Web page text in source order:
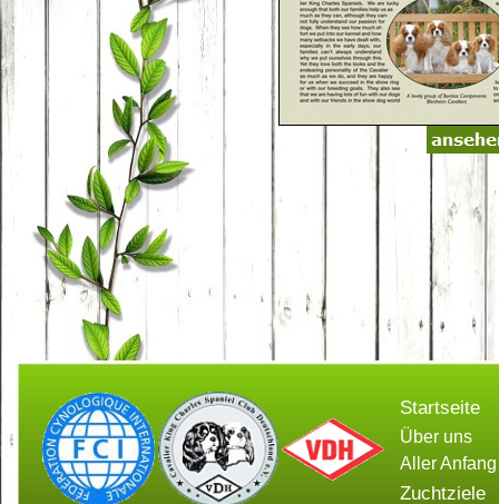
Startseite
Über uns
Aller Anfang
Zuchtziele